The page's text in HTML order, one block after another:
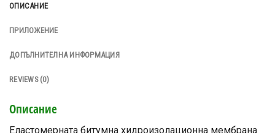
ОПИСАНИЕ
ПРИЛОЖЕНИЕ
ДОПЪЛНИТЕЛНА ИНФОРМАЦИЯ
REVIEWS (0)
Описание
Eластомерната битумна хидроизолационна мембрана